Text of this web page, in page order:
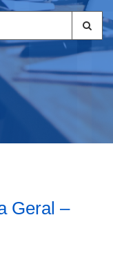
Geral –